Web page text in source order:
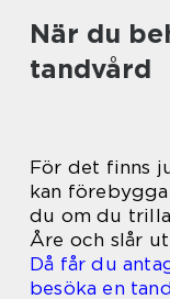
När du
tandvård
För det finns
kan
du om du
Åre och slår
Då får du
besöka en